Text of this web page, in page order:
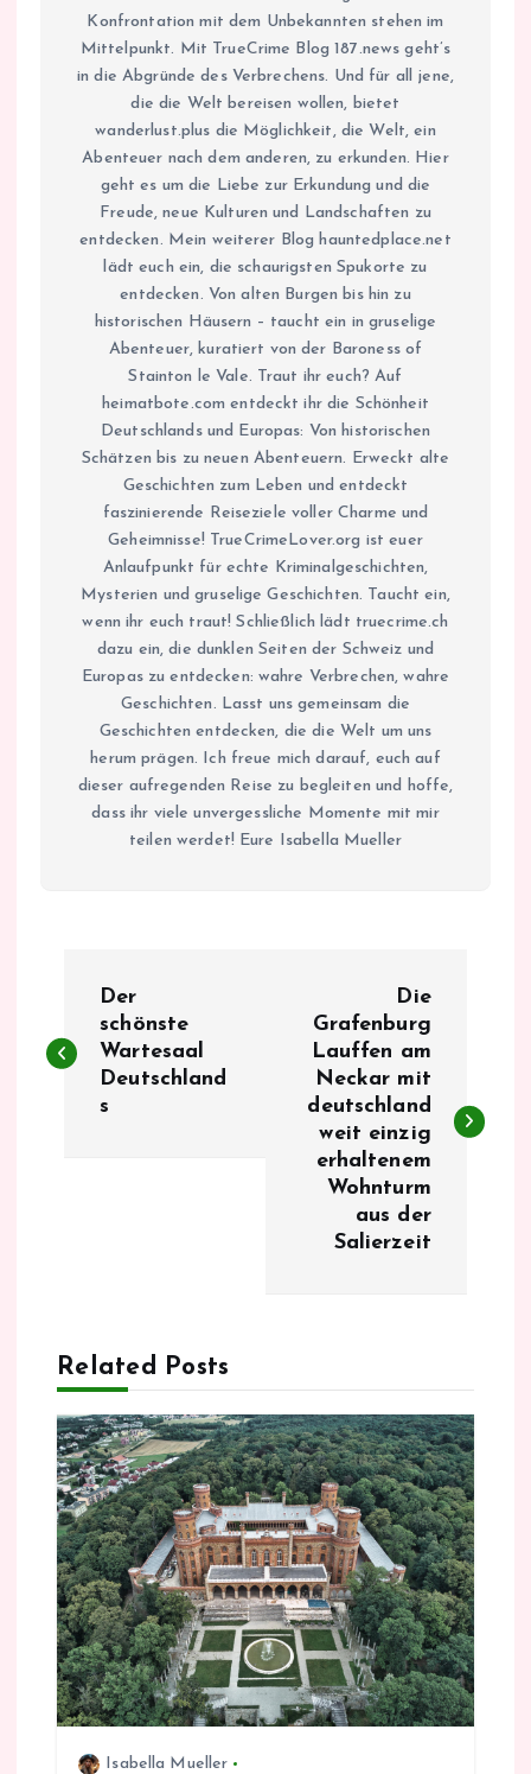
Konfrontation mit dem Unbekannten stehen im
Mittelpunkt. Mit TrueCrime Blog 187.news geht’s
in die Abgründe des Verbrechens. Und für all jene,
die die Welt bereisen wollen, bietet
wanderlust.plus die Möglichkeit, die Welt, ein
Abenteuer nach dem anderen, zu erkunden. Hier
geht es um die Liebe zur Erkundung und die
Freude, neue Kulturen und Landschaften zu
entdecken. Mein weiterer Blog hauntedplace.net
lädt euch ein, die schaurigsten Spukorte zu
entdecken. Von alten Burgen bis hin zu
historischen Häusern – taucht ein in gruselige
Abenteuer, kuratiert von der Baroness of
Stainton le Vale. Traut ihr euch? Auf
heimatbote.com entdeckt ihr die Schönheit
Deutschlands und Europas: Von historischen
Schätzen bis zu neuen Abenteuern. Erweckt alte
Geschichten zum Leben und entdeckt
faszinierende Reiseziele voller Charme und
Geheimnisse! TrueCrimeLover.org ist euer
Anlaufpunkt für echte Kriminalgeschichten,
Mysterien und gruselige Geschichten. Taucht ein,
wenn ihr euch traut! Schließlich lädt truecrime.ch
dazu ein, die dunklen Seiten der Schweiz und
Europas zu entdecken: wahre Verbrechen, wahre
Geschichten. Lasst uns gemeinsam die
Geschichten entdecken, die die Welt um uns
herum prägen. Ich freue mich darauf, euch auf
dieser aufregenden Reise zu begleiten und hoffe,
dass ihr viele unvergessliche Momente mit mir
teilen werdet! Eure Isabella Mueller
e
s
n
a
v
g
a
Der
schönste
Wartesaal
Deutschland
s
Die
Grafenburg
Lauffen am
Neckar mit
deutschland
weit einzig
erhaltenem
Wohnturm
aus der
Salierzeit
Related Posts
Isabella Mueller